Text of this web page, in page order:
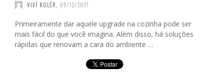
VIVÍ KOLÉR 09/12/2021
Primeiramente dar aquele upgrade na cozinha pode ser
mais fácil do que você imagina. Além disso, há soluções
rápidas que renovam a cara do ambiente …